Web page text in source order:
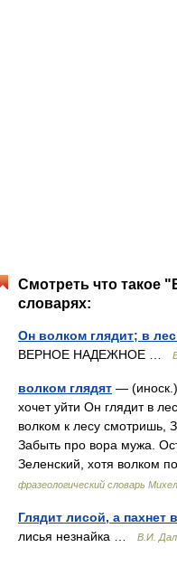
Смотреть что такое
словарях:
Он волком глядит; в лес
ВЕРНОЕ НАДЕЖНОЕ …
волком глядят —
хочет уйти Он глядит в
волком к лесу смотришь,
Забыть про вора мужа.
Зеленский, хотя волком
фразеологический словарь
Глядит лисой, а пахнет
лисья незнайка …
В.И.